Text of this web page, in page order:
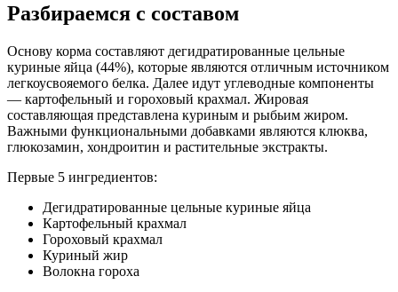
Аналитический состав
белок 30,00%, жир 16,00%, клетчатка 2,50%, зола 7,50%, влага
7,00%, кальций 1,00%, фосфор 0,65%, натрий 0,80%, магний
0,06%, калий 0,50%, хлориды 1,00%, сера 0,85%, омега-6
2,50%, омега-3 0,60%, EPA 0,20%, DHA 0,30%, таурин 4000 мг/
кг, глюкозамин 2000 мг/кг, хондроитин сульфат 1000 мг/кг
Дополнительные ингредиенты
глюкозамин, хондроитин сульфат, клюква, цикорий,
Пищевая ценность
Белок (%)
Разбираемся с составом
Основу корма составляют дегидратированные цельные
куриные яйца (44%), которые являются отличным источником
легкоусвояемого белка. Далее идут углеводные компоненты
— картофельный и гороховый крахмал. Жировая
составляющая представлена куриным и рыбьим жиром.
Важными функциональными добавками являются клюква,
глюкозамин, хондроитин и растительные экстракты.
Первые 5 ингредиентов:
Дегидратированные цельные куриные яйца
Картофельный крахмал
Гороховый крахмал
Куриный жир
Волокна гороха